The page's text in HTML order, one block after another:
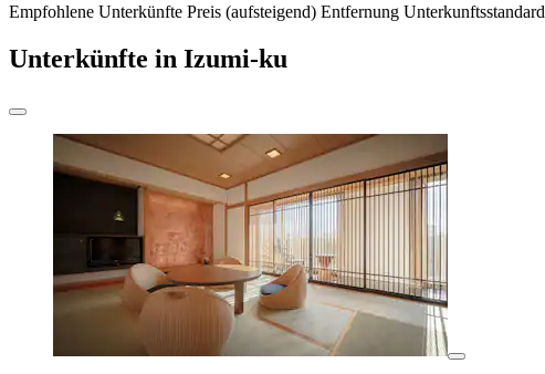
Empfohlene Unterkünfte Preis (aufsteigend) Entfernung Unterkunftsstandard
Unterkünfte in Izumi-ku